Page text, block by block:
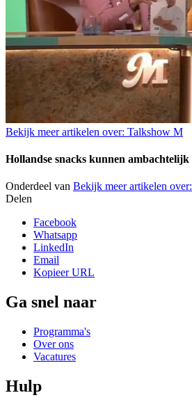
Bekijk meer artikelen over: Talkshow M
Hollandse snacks kunnen ambachtelijk
Onderdeel van Bekijk meer artikelen over:
Delen
Facebook
Whatsapp
LinkedIn
Email
Kopieer URL
Ga snel naar
Programma's
Over ons
Vacatures
Hulp